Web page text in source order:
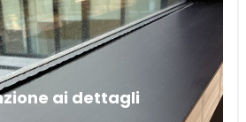
ai dettagli